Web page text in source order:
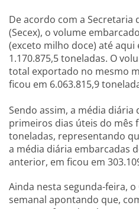
De acordo com a Secretaria
(Secex), o volume
(exceto milho doce) até
1.170.875,5 toneladas. O
total exportado no mesmo
ficou em
Sendo assim, a média diária
primeiros dias úteis do mês
toneladas, representando
a média diária embarcadas
anterior, em ficou em
Ainda nesta segunda-feira,
semanal apontando que,